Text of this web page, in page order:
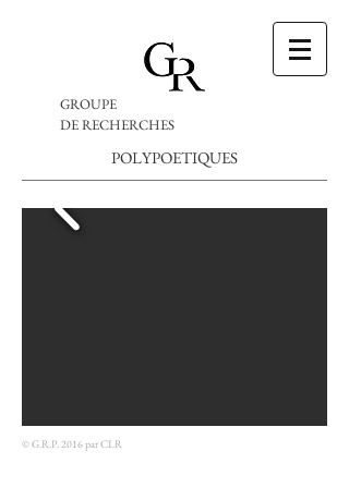
GROUPE
DE RECHERCHES
POLYPOETIQUES
© G.R.P. 2016 par CLR